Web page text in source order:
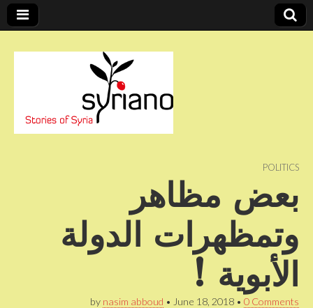
syriano POLITICS
بعض مظاهر
وتمظهرات الدولة
الأبوية !
by nasim abboud • June 18, 2018 • 0 Comments